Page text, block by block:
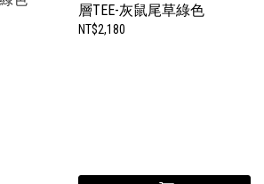
層TEE-灰鼠尾草綠色
NT$2,180